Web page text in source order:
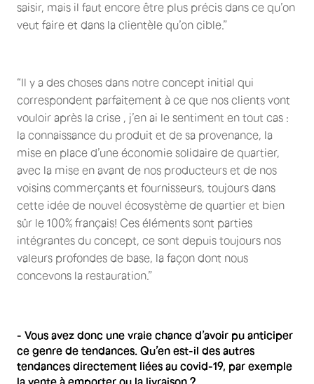
saisir, mais il faut encore être plus précis dans ce qu’on
veut faire et dans la clientèle qu’on cible.”
“Il y a des choses dans notre concept initial qui
correspondent parfaitement à ce que nos clients vont
vouloir après la crise , j’en ai le sentiment en tout cas :
la connaissance du produit et de sa provenance, la
mise en place d’une économie solidaire de quartier,
avec la mise en avant de nos producteurs et de nos
voisins commerçants et fournisseurs, toujours dans
cette idée de nouvel écosystème de quartier et bien
sûr le 100% français! Ces éléments sont parties
intégrantes du concept, ce sont depuis toujours nos
valeurs profondes de base, la façon dont nous
concevons la restauration.”
- Vous avez donc une vraie chance d’avoir pu anticiper
ce genre de tendances. Qu’en est-il des autres
tendances directement liées au covid-19, par exemple
la vente à emporter ou la livraison ?